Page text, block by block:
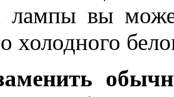
лампы вы
холодного